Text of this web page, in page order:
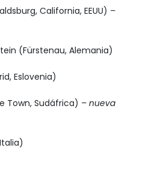
California, EEUU) –
(Fürstenau, Alemania)
Eslovenia)
Town, Sudáfrica) – nueva